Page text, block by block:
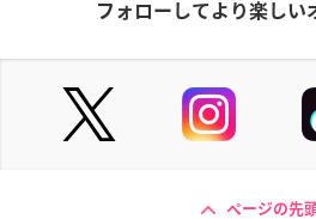
フォローしてより楽しい
ページの先